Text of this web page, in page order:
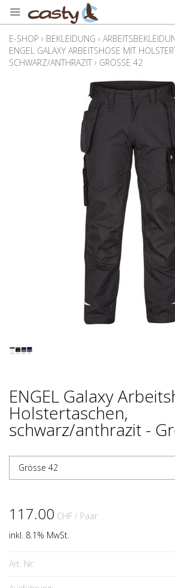
E-SHOP › BEKLEIDUNG ›
ENGEL GALAXY ARBEITSHOSE MIT
SCHWARZ/ANTHRAZIT › GRÖSSE 42
ENGEL Galaxy
Holstertaschen,
schwarz/anthrazit -
Grösse 42
117.00 CHF / Paar
inkl. 8.1% MwSt.
Art. Nr: